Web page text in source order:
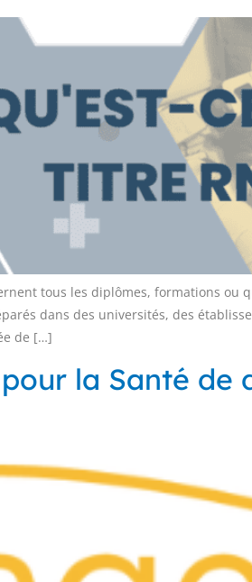
tous les diplômes, formations
dans des universités, des
de […]
la Santé de